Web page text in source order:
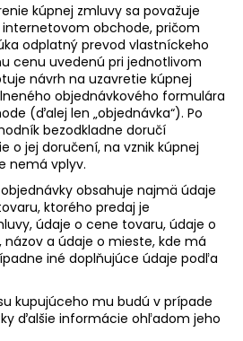
kúpnej zmluvy sa považuje
obchode, pričom
odplatný prevod vlastníckeho
cenu uvedenú pri jednotlivom
návrh na uzavretie kúpnej
objednávkového formulára
(ďalej len „objednávka“). Po
bezodkladne doručí
o jej doručení, na vznik kúpnej
nemá vplyv.
obsahuje najmä údaje
ktorého predaj je
údaje o cene tovaru, údaje o
a údaje o mieste, kde má
iné doplňujúce údaje podľa
kupujúceho mu budú v prípade
ďalšie informácie ohľadom jeho